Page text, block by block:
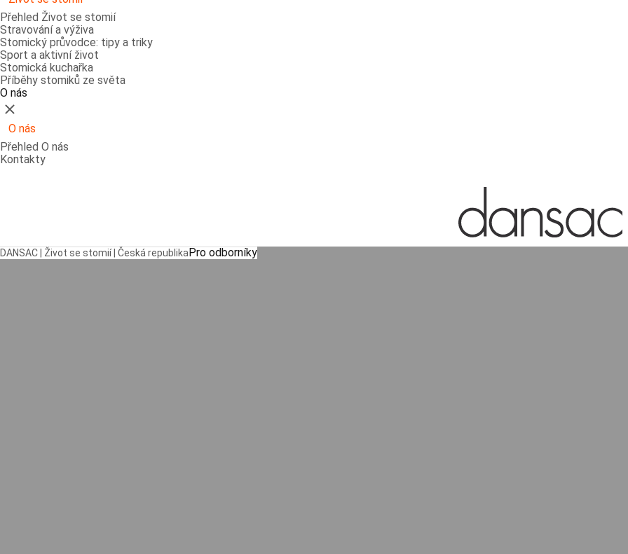
Přehled Život se stomií
Stravování a výživa
Stomický průvodce: tipy a triky
Sport a aktivní život
Stomická kuchařka
Příběhy stomiků ze světa
O nás
Zavřít
O nás
Přehled O nás
Kontakty
DANSAC | Život se stomií | Česká republikaPro odborníky